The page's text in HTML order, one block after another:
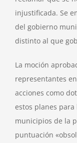
injustificada. Se
del gobierno
distinto al que
La moción
representantes
acciones como
estos planes
municipios de la
puntuación